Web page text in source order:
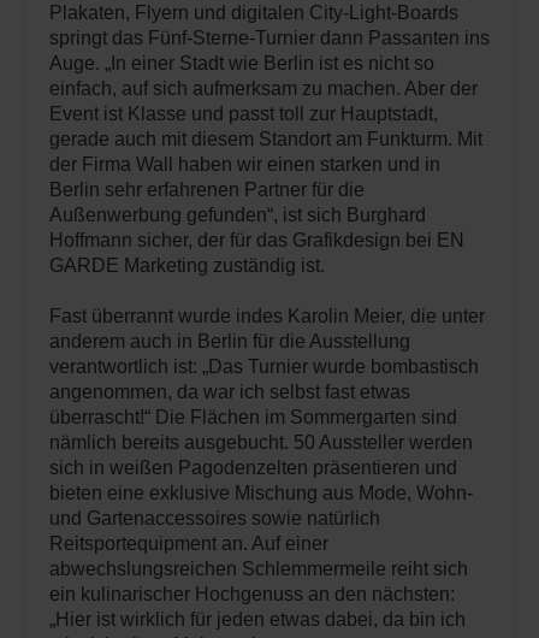
Plakaten, Flyern und digitalen City-Light-Boards
springt das Fünf-Sterne-Turnier dann Passanten ins
Auge. „In einer Stadt wie Berlin ist es nicht so
einfach, auf sich aufmerksam zu machen. Aber der
Event ist Klasse und passt toll zur Hauptstadt,
gerade auch mit diesem Standort am Funkturm. Mit
der Firma Wall haben wir einen starken und in
Berlin sehr erfahrenen Partner für die
Außenwerbung gefunden“, ist sich Burghard
Hoffmann sicher, der für das Grafikdesign bei EN
GARDE Marketing zuständig ist.
Fast überrannt wurde indes Karolin Meier, die unter
anderem auch in Berlin für die Ausstellung
verantwortlich ist: „Das Turnier wurde bombastisch
angenommen, da war ich selbst fast etwas
überrascht!“ Die Flächen im Sommergarten sind
nämlich bereits ausgebucht. 50 Aussteller werden
sich in weißen Pagodenzelten präsentieren und
bieten eine exklusive Mischung aus Mode, Wohn-
und Gartenaccessoires sowie natürlich
Reitsportequipment an. Auf einer
abwechslungsreichen Schlemmermeile reiht sich
ein kulinarischer Hochgenuss an den nächsten:
„Hier ist wirklich für jeden etwas dabei, da bin ich